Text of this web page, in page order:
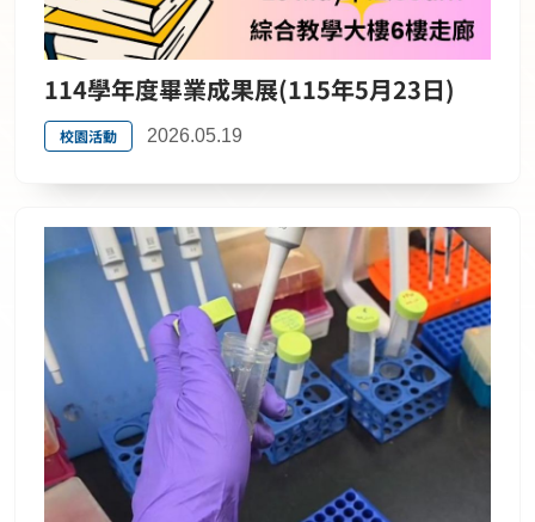
114學年度畢業成果展(115年5月23日)
校園活動 2026.05.19